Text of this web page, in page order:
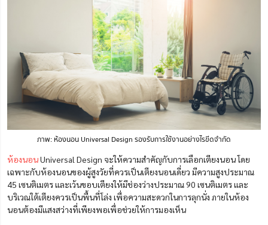
ภาพ: ห้องนอน Universal Design รองรับการใช้งานอย่างไรขีดจำกัด
ห้องนอนUniversal Design จะให้ความสำคัญกับการเลือกเตียงนอน โดย
เฉพาะกับห้องนอนของผู้สูงวัยที่ควรเป็นเตียงนอนเดี่ยว มีความสูงประมาณ
45 เซนติเมตร และเว้นขอบเตียงให้มีช่องว่างประมาณ 90 เซนติเมตร และ
บริเวณใต้เตียงควรเป็นพื้นที่โล่ง เพื่อความสะดวกในการลุกนั่ง ภายในห้อง
นอนต้องมีแสงสว่างที่เพียงพอเพื่อช่วยให้การมองเห็น